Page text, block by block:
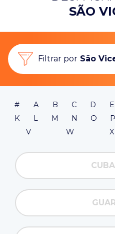
SÃO
Filtrar por São
# A B C D E
K
L M N O P
V
W X